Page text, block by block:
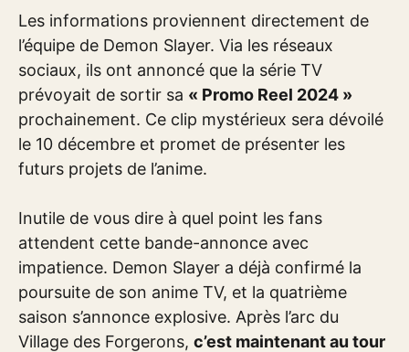
Les informations proviennent directement de
l’équipe de Demon Slayer. Via les réseaux
sociaux, ils ont annoncé que la série TV
prévoyait de sortir sa « Promo Reel 2024 »
prochainement. Ce clip mystérieux sera dévoilé
le 10 décembre et promet de présenter les
futurs projets de l’anime.
Inutile de vous dire à quel point les fans
attendent cette bande-annonce avec
impatience. Demon Slayer a déjà confirmé la
poursuite de son anime TV, et la quatrième
saison s’annonce explosive. Après l’arc du
Village des Forgerons, c’est maintenant au tour